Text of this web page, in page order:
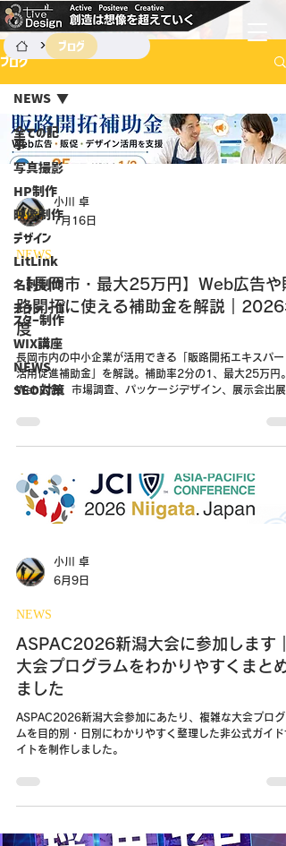
> ブログ
ブログ
全ての記
事
写真撮影
HP制作
映像制作
デザイン
LitLink
名刺制作
チラシ・ポ
スター制作
WIX講座
NEWS
SEO対策
NEWS
小川 卓
7月16日
NEWS
【長岡市・最大25万円】Web広告や
路開拓に使える補助金を解説｜2026
度
長岡市内の中小企業が活用できる「販路開拓エキスパー
活用促進補助金」を解説。補助率2分の1、最大25万円。
Web広告、市場調査、パッケージデザイン、展示会出展
小川 卓
6月9日
NEWS
ASPAC2026新潟大会に参加します｜
大会プログラムをわかりやすくまとめ
ました
ASPAC2026新潟大会参加にあたり、複雑な大会プログ
ムを目的別・日別にわかりやすく整理した非公式ガイド
イトを制作しました。